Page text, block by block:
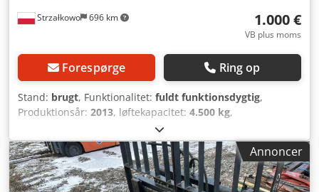
Strzałkowo 696 km 1.000 €
VB plus moms
Forespørge Ring op
Stand: brugt, Funktionalitet: fuldt funktionsdygtig,
Produktionsår: 2013, løftekapacitet: 4.500 kg,
2.320 mm
klasse: ISO-klasse 4 = 5.000 - 10.000 kg Teknisk stand:
meget god Dkjdpfx Akjt S N Irsxjr Beskrivelse: Gafler ISO 3A
(51 cm)
Annoncer